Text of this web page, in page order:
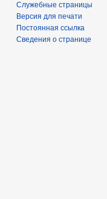
Служебные страницы
Версия для печати
Постоянная ссылка
Сведения о странице